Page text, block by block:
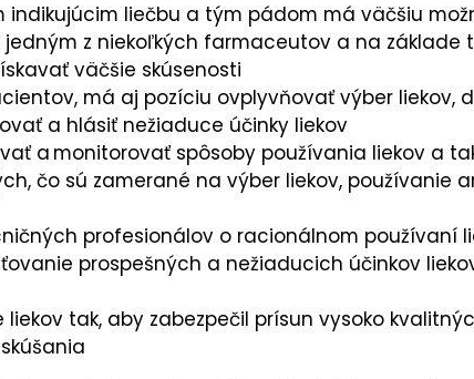
indikujúcim liečbu a tým pádom má väčšiu
z niekoľkých farmaceutov a na
väčšie skúsenosti
má aj pozíciu ovplyvňovať výber
a hlásiť nežiaduce účinky liekov
a monitorovať spôsoby používania liekov a
čo sú zamerané na výber liekov, používanie
profesionálov o racionálnom používaní
prospešných a nežiaducich účinkov
tak, aby zabezpečil prísun vysoko